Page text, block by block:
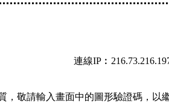
連線
，敬請輸入畫面中的圖形驗證碼，以